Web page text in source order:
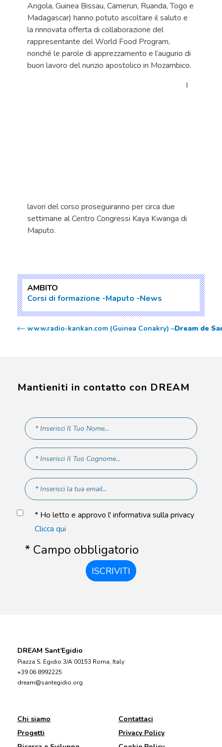
Angola, Guinea Bissau, Camerun, Ruanda, Togo e
Madagascar) hanno potuto ascoltare il saluto e
la rinnovata offerta di collaborazione del
rappresentante del World Food Program,
nonché le parole di apprezzamento e l’augurio di
buon lavoro del nunzio apostolico in Mozambico.
I
lavori del corso proseguiranno per circa due
settimane al Centro Congressi Kaya Kwanga di
Maputo.
AMBITO
Corsi di formazione Maputo News
www.radio-kankan.com (Guinea Conakry) –Dream de
Mantieniti in contatto con DREAM
* Ho letto e approvo l' informativa sulla privacy
Clicca qui
* Campo obbligatorio
ISCRIVITI
DREAM Sant’Egidio
Piazza S. Egidio 3/A 00153 Roma, Italy
+39 06 8992225
dream@santegidio.org
Chi siamo
Progetti
Contattaci
Privacy Policy